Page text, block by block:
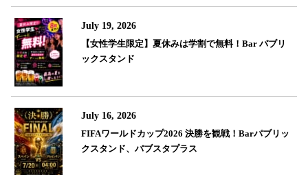
July 19, 2026
【女性学生限定】夏休みは学割で無料！Bar パブリ
ックスタンド
July 16, 2026
FIFAワールドカップ2026 決勝を観戦！Barパブリッ
クスタンド、パブスタプラス